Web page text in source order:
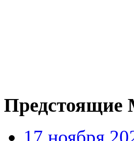
Предстоящие
17 ноября